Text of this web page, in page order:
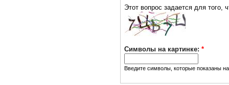
Символы на картинке: *
Введите символы, которые показаны на